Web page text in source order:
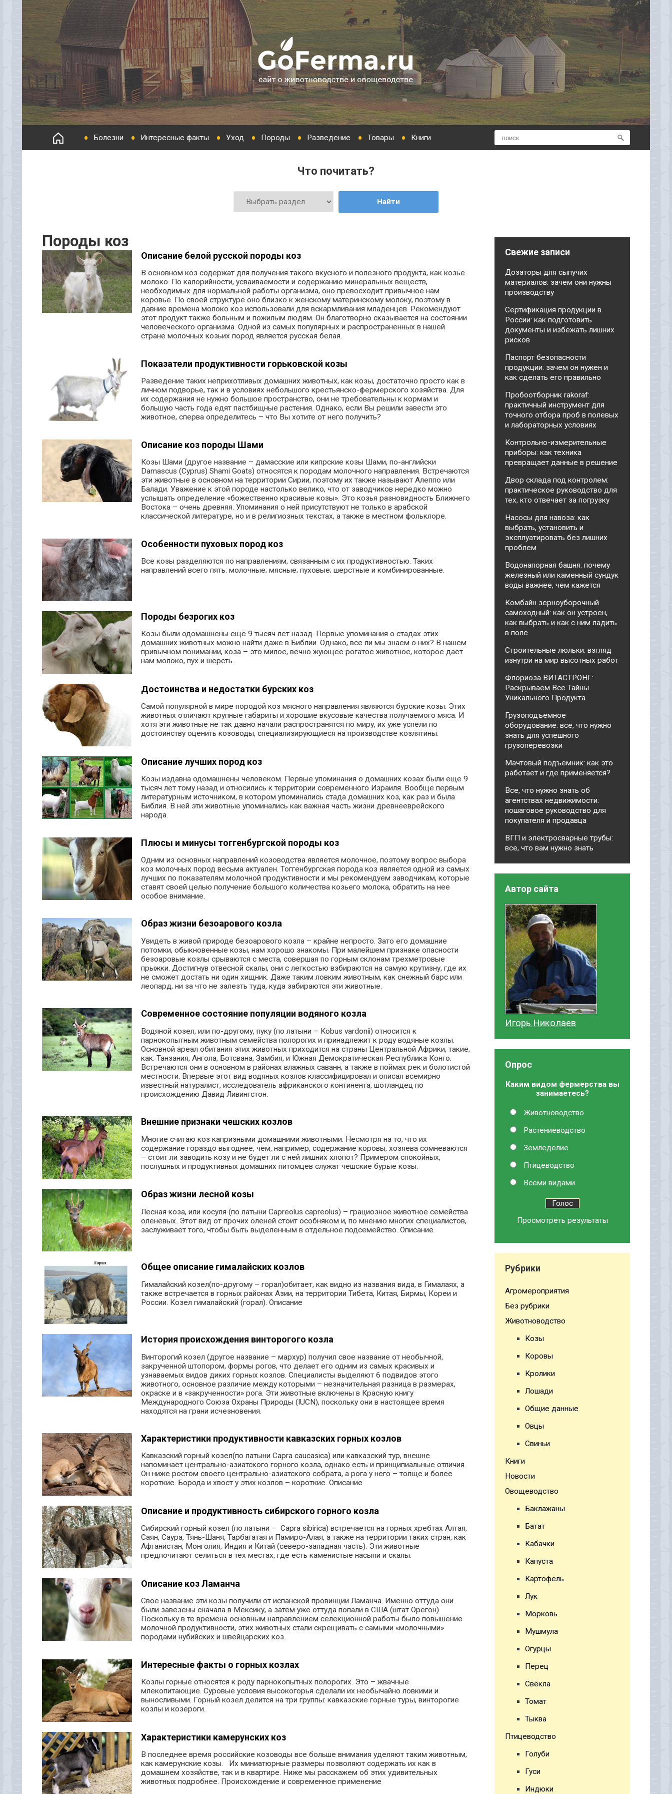
Болезни Интересные факты Уход Породы Разведение Товары Книги
Что почитать?
Найти
Породы коз
Описание белой русской породы коз
В основном коз содержат для получения такого вкусного и полезного продукта, как козье
молоко. По калорийности, усваиваемости и содержанию минеральных веществ,
необходимых для нормальной работы организма, оно превосходит привычное нам
коровье. По своей структуре оно близко к женскому материнскому молоку, поэтому в
давние времена молоко коз использовали для вскармливания младенцев. Рекомендуют
этот продукт также больным и пожилым людям. Он благотворно сказывается на состоянии
человеческого организма. Одной из самых популярных и распространенных в нашей
стране молочных козьих пород является русская белая.
Показатели продуктивности горьковской козы
Разведение таких неприхотливых домашних животных, как козы, достаточно просто как в
личном подворье, так и в условиях небольшого крестьянско-фермерского хозяйства. Для
их содержания не нужно большое пространство, они не требовательны к кормам и
большую часть года едят пастбищные растения. Однако, если Вы решили завести это
животное, сперва определитесь – что Вы хотите от него получить?
Описание коз породы Шами
Козы Шами (другое название – дамасские или кипрские козы Шами, по-английски
Damascus (Cyprus) Shami Goats) относятся к породам молочного направления. Встречаются
эти животные в основном на территории Сирии, поэтому их также называют Алеппо или
Балади. Уважение к этой породе настолько велико, что от заводчиков нередко можно
услышать определение «божественно красивые козы». Это козья разновидность Ближнего
Востока – очень древняя. Упоминания о ней присутствуют не только в арабской
классической литературе, но и в религиозных текстах, а также в местном фольклоре.
Особенности пуховых пород коз
Все козы разделяются по направлениям, связанным с их продуктивностью. Таких
направлений всего пять: молочные; мясные; пуховые; шерстные и комбинированные.
Породы безрогих коз
Козы были одомашнены ещё 9 тысяч лет назад. Первые упоминания о стадах этих
домашних животных можно найти даже в Библии. Однако, все ли мы знаем о них? В нашем
привычном понимании, коза – это милое, вечно жующее рогатое животное, которое дает
нам молоко, пух и шерсть.
Достоинства и недостатки бурских коз
Самой популярной в мире породой коз мясного направления являются бурские козы. Этих
животных отличают крупные габариты и хорошие вкусовые качества получаемого мяса. И
хотя эти животные не так давно начали распространятся по миру, их уже успели по
достоинству оценить козоводы, специализирующиеся на производстве козлятины.
Описание лучших пород коз
Козы издавна одомашнены человеком. Первые упоминания о домашних козах были еще 9
тысяч лет тому назад и относились к территории современного Израиля. Вообще первым
литературным источником, в котором упоминались стада домашних коз, как раз и была
Библия. В ней эти животные упоминались как важная часть жизни древнееврейского
народа.
Плюсы и минусы тоггенбургской породы коз
Одним из основных направлений козоводства является молочное, поэтому вопрос выбора
коз молочных пород весьма актуален. Тоггенбургская порода коз является одной из самых
лучших по показателям молочной продуктивности и мы рекомендуем заводчикам, которые
ставят своей целью получение большого количества козьего молока, обратить на нее
особое внимание.
Образ жизни безоарового козла
Увидеть в живой природе безоарового козла – крайне непросто. Зато его домашние
потомки, обыкновенные козы, нам хорошо знакомы. При малейшем признаке опасности
безоаровые козлы срываются с места, совершая по горным склонам трехметровые
прыжки. Достигнув отвесной скалы, они с легкостью взбираются на самую крутизну, где их
не сможет достать ни один хищник. Даже таким ловким животным, как снежный барс или
леопард, ни за что не залезть туда, куда забираются эти животные.
Современное состояние популяции водяного козла
Водяной козел, или по-другому, пуку (по латыни – Kobus vardonii) относится к
парнокопытным животным семейства полорогих и принадлежит к роду водяные козлы.
Основной ареал обитания этих животных приходится на страны Центральной Африки, такие,
как: Танзания, Ангола, Ботсвана, Замбия, и Южная Демократическая Республика Конго.
Встречаются они в основном в районах влажных саванн, а также в поймах рек и болотистой
местности. Впервые этот вид водяных козлов классифицировал и описал всемирно
известный натуралист, исследователь африканского континента, шотландец по
происхождению Давид Ливингстон.
Внешние признаки чешских козлов
Многие считаю коз капризными домашними животными. Несмотря на то, что их
содержание гораздо выгоднее, чем, например, содержание коровы, хозяева сомневаются
– стоит ли заводить козу и не будет ли с ней лишних хлопот? Примером спокойных,
послушных и продуктивных домашних питомцев служат чешские бурые козы.
Образ жизни лесной козы
Лесная коза, или косуля (по латыни Capreolus capreolus) – грациозное животное семейства
оленевых. Этот вид от прочих оленей стоит особняком и, по мнению многих специалистов,
заслуживает того, чтобы быть выделенным в отдельное подсемейство. Описание
Общее описание гималайских козлов
Гималайский козел(по-другому – горал)обитает, как видно из названия вида, в Гималаях, а
также встречается в горных районах Азии, на территории Тибета, Китая, Бирмы, Кореи и
России. Козел гималайский (горал). Описание
История происхождения винторогого козла
Винторогий козел (другое название – мархур) получил свое название от необычной,
закрученной штопором, формы рогов, что делает его одним из самых красивых и
узнаваемых видов диких горных козлов. Специалисты выделяют 6 подвидов этого
животного, основное различие между которыми – незначительная разница в размерах,
окраске и в «закрученности» рога. Эти животные включены в Красную книгу
Международного Союза Охраны Природы (IUCN), поскольку они в настоящее время
находятся на грани исчезновения.
Характеристики продуктивности кавказских горных козлов
Кавказский горный козел(по латыни Capra caucasica) или кавказский тур, внешне
напоминает центрально-азиатского горного козла, однако есть и принципиальные отличия.
Он ниже ростом своего центрально-азиатского собрата, а рога у него – толще и более
короткие. Борода и хвост у этих козлов – короткие. Описание
Описание и продуктивность сибирского горного козла
Сибирский горный козел (по латыни – Capra sibirica) встречается на горных хребтах Алтая,
Саян, Саура, Тянь-Шаня, Тарбагатая и Памиро-Алая, а также на территории таких стран, как
Афганистан, Монголия, Индия и Китай (северо-западная часть). Эти животные
предпочитают селиться в тех местах, где есть каменистые насыпи и скалы.
Описание коз Ламанча
Свое название эти козы получили от испанской провинции Ламанча. Именно оттуда они
были завезены сначала в Мексику, а затем уже оттуда попали в США (штат Орегон).
Поскольку в те времена основным направлением селекционной работы было повышение
молочной продуктивности, этих животных стали скрещивать с самыми «молочными»
породами нубийских и швейцарских коз.
Интересные факты о горных козлах
Козлы горные относятся к роду парнокопытных полорогих. Это – жвачные
млекопитающие. Суровые условия высокогорья сделали их необычайно ловкими и
выносливыми. Горный козел делится на три группы: кавказские горные туры, винторогие
козлы и козероги.
Характеристики камерунских коз
В последнее время российские козоводы все больше внимания уделяют таким животным,
как камерунские козы. Их миниатюрные размеры позволяют содержать их как в
домашнем хозяйстве, так и в квартире. Ниже мы расскажем об этих удивительных
животных подробнее. Происхождение и современное применение
Свежие записи
Дозаторы для сыпучих
материалов: зачем они нужны
производству
Сертификация продукции в
России: как подготовить
документы и избежать лишних
рисков
Паспорт безопасности
продукции: зачем он нужен и
как сделать его правильно
Пробоотборник rakoraf:
практичный инструмент для
точного отбора проб в полевых
и лабораторных условиях
Контрольно-измерительные
приборы: как техника
превращает данные в решение
Двор склада под контролем:
практическое руководство для
тех, кто отвечает за погрузку
Насосы для навоза: как
выбрать, установить и
эксплуатировать без лишних
проблем
Водонапорная башня: почему
железный или каменный сундук
воды важнее, чем кажется
Комбайн зерноуборочный
самоходный: как он устроен,
как выбрать и как с ним ладить
в поле
Строительные люльки: взгляд
изнутри на мир высотных работ
Флориоза ВИТАСТРОНГ:
Раскрываем Все Тайны
Уникального Продукта
Грузоподъемное
оборудование: все, что нужно
знать для успешного
грузоперевозки
Мачтовый подъемник: как это
работает и где применяется?
Все, что нужно знать об
агентствах недвижимости:
пошаговое руководство для
покупателя и продавца
ВГП и электросварные трубы:
все, что вам нужно знать
Автор сайта
Игорь Николаев
Опрос
Каким видом фермерства вы
занимаетесь?
Животноводство
Растениеводство
Земледелие
Птицеводство
Всеми видами
Просмотреть результаты
Рубрики
Агромероприятия
Без рубрики
Животноводство
Козы
Коровы
Кролики
Лошади
Общие данные
Овцы
Свиньи
Книги
Новости
Овощеводство
Баклажаны
Батат
Кабачки
Капуста
Картофель
Лук
Морковь
Мушмула
Огурцы
Перец
Свёкла
Томат
Тыква
Птицеводство
Голуби
Гуси
Индюки